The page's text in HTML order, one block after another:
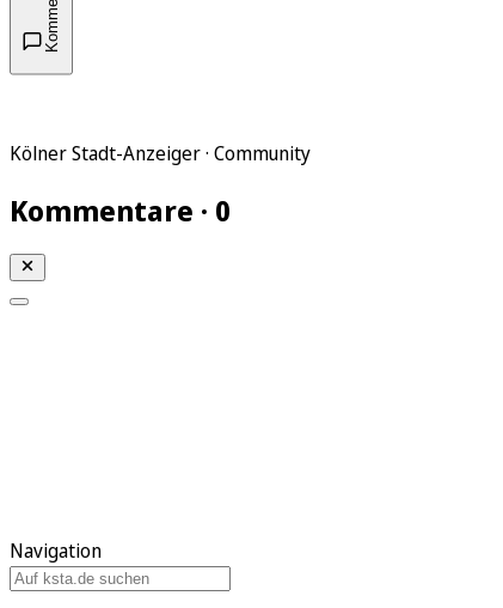
Kölner Stadt-Anzeiger · Community
Kommentare · 0
Navigation